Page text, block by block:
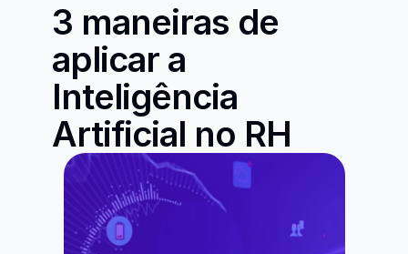
3 maneiras de
aplicar a
Inteligência
Artificial no RH